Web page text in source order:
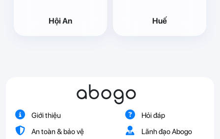
Hội An Huế
abogo
Giới thiệu
An toàn & bảo vệ
Hỏi đáp
Lãnh đạo Abogo